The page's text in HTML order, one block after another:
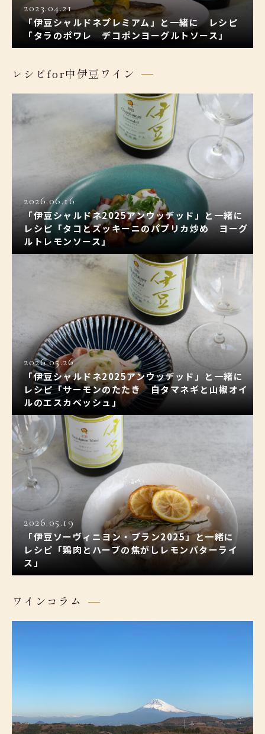
2023.04.21
「伊豆シャルドネプレミアム」と一緒に レシピ
「タラのポワレ デコポンヨーグルトソース」
レシピfor中伊豆ワイン
2026.06.16
「伊豆シャルドネ2025アンウッデッド」と一緒に
レシピ「タコとズッキーニのパプリカ炒め ヨーグ
ルトレモンソース」
2026.05.26
「伊豆シャルドネ2025アンウッデッド」と一緒に
レシピ「サーモンのたたき 白タマネギと山椒オイ
ルのエスカベッシュ」
2026.05.19
「伊豆ソーヴィニヨン・ブラン2025」と一緒に
レシピ「鶏肉とハーブの焦がしレモンバターライ
ス」
ワインコラム